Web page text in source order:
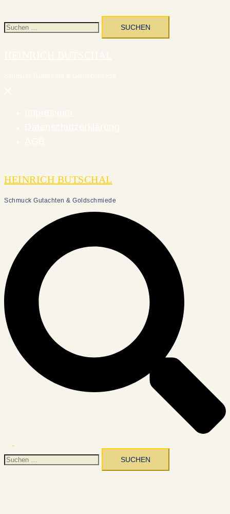
Suchen
nach:
HEINRICH BUTSCHAL
Schmuck Gutachten & Goldschmiede
Suchen
nach: